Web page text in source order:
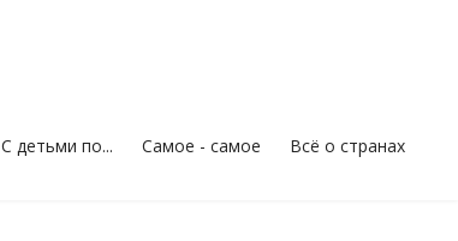
С детьми по... Самое - самое Всё о странах